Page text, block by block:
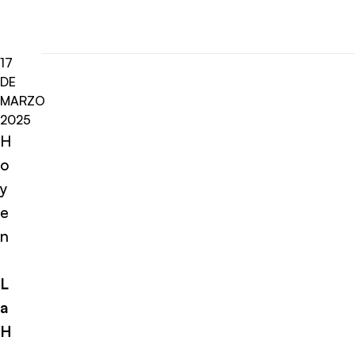
17
DE
MARZO
2025
H
o
y
e
n
L
a
H